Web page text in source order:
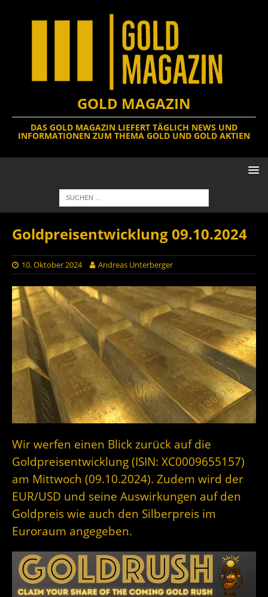
GOLD MAGAZIN
DAS GOLD MAGAZIN LIEFERT TÄGLICH NEWS UND
INFORMATIONEN ZUM THEMA GOLD UND GOLD AKTIEN
Goldpreisentwicklung 09.10.2024
10. Oktober 2024 Andreas Unterberger
Wir werfen einen Blick zurück auf die
Goldpreisentwicklung (ISIN: XC0009655157)
am Mittwoch (09.10.2024). Zudem wird der
EUR/USD und seine Auswirkungen auf den
Goldpreis wie auch den Silberpreis im
Euroraum angegeben.